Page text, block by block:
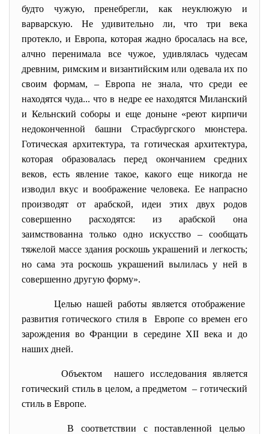
будто чужую, пренебрегли, как неуклюжую и
варварскую. Не удивительно ли, что три века
протекло, и Европа, которая жадно бросалась на все,
алчно перенимала все чужое, удивлялась чудесам
древним, римским и византийским или одевала их по
своим формам, – Европа не знала, что среди ее
находятся чуда... что в недре ее находятся Миланский
и Кельнский соборы и еще доныне «реют кирпичи
недоконченной башни Страсбургского мюнстера.
Готическая архитектура, та готическая архитектура,
которая образовалась перед окончанием средних
веков, есть явление такое, какого еще никогда не
изводил вкус и воображение человека. Ее напрасно
производят от арабской, идеи этих двух родов
совершенно расходятся: из арабской она
заимствованна только одно искусство – сообщать
тяжелой массе здания роскошь украшений и легкость;
но сама эта роскошь украшений вылилась у ней в
совершенно другую форму».
Целью нашей работы является отображение
развития готического стиля в Европе со времен его
зарождения во Франции в середине XII века и до
наших дней.
Объектом нашего исследования является
готический стиль в целом, а предметом – готический
стиль в Европе.
В соответствии с поставленной целью